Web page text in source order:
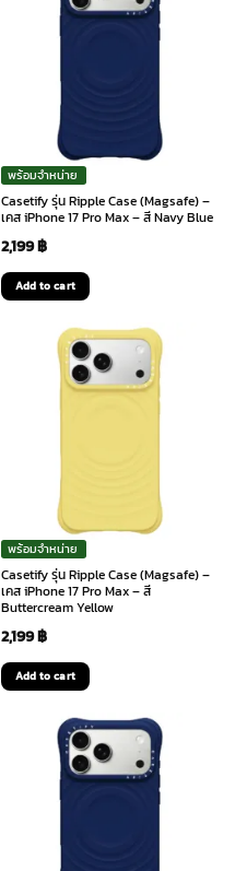
พร้อมจำหน่าย
Casetify รุ่น Ripple Case (Magsafe) –
เคส iPhone 17 Pro Max – สี Navy Blue
2,199฿
Add to cart
พร้อมจำหน่าย
Casetify รุ่น Ripple Case (Magsafe) –
เคส iPhone 17 Pro Max – สี
Buttercream Yellow
2,199฿
Add to cart